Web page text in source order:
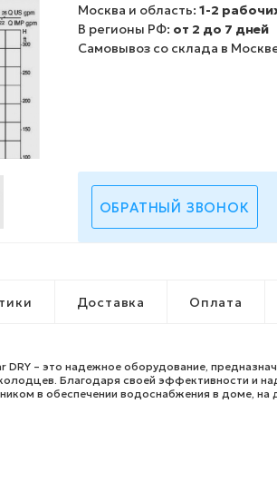
Москва и область: 1-2
В регионы РФ: от 2 до 7 дней
Самовывоз со склада в
ОБРАТНЫЙ ЗВОНОК
Доставка Оплата
DRY – это надежное оборудование,
Благодаря своей эффективности и
в обеспечении водоснабжения в доме, на